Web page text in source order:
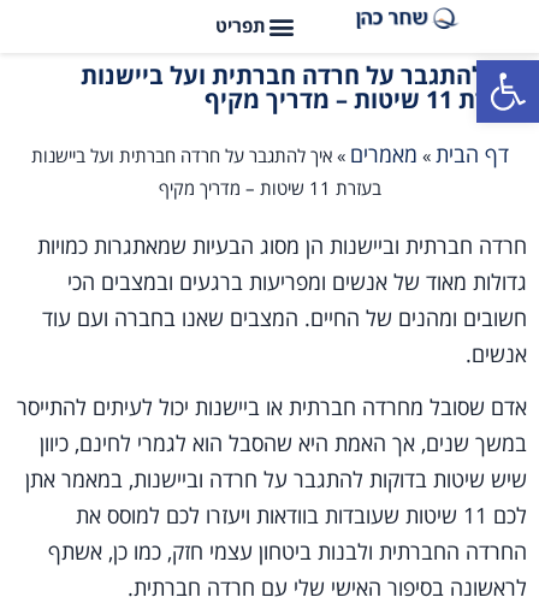
פתח סרגל נגישות
איך להתגבר על חרדה חברתית ועל ביישנות
בעזרת 11 שיטות – מדריך מקיף
דף הבית » מאמרים »איך להתגבר על חרדה חברתית ועל ביישנות
בעזרת 11 שיטות – מדריך מקיף
חרדה חברתית וביישנות הן מסוג הבעיות שמאתגרות כמויות
גדולות מאוד של אנשים ומפריעות ברגעים ובמצבים הכי
חשובים ומהנים של החיים. המצבים שאנו בחברה ועם עוד
אנשים.
אדם שסובל מחרדה חברתית או ביישנות יכול לעיתים להתייסר
במשך שנים, אך האמת היא שהסבל הוא לגמרי לחינם, כיוון
שיש שיטות בדוקות להתגבר על חרדה וביישנות, במאמר אתן
לכם 11 שיטות שעובדות בוודאות ויעזרו לכם למוסס את
החרדה החברתית ולבנות ביטחון עצמי חזק, כמו כן, אשתף
לראשונה בסיפור האישי שלי עם חרדה חברתית.